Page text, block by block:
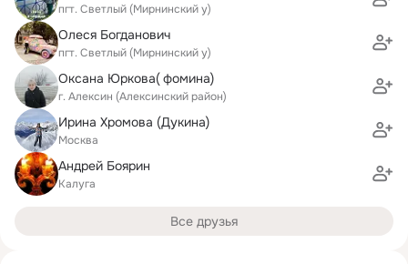
пгт. Светлый (Мирнинский у)
Олеся Богданович
пгт. Светлый (Мирнинский у)
Оксанa Юркова( фомина)
г. Алексин (Алексинский район)
Ирина Хромова (Дукина)
Москва
Андрей Боярин
Калуга
Все друзья